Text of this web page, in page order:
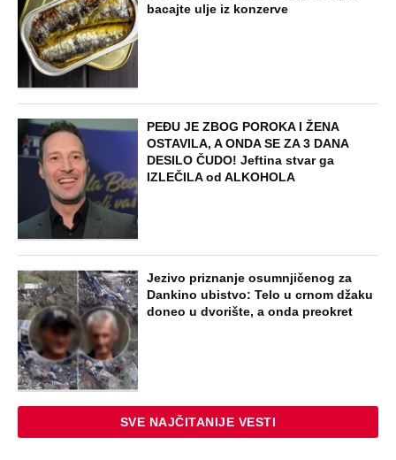
bacajte ulje iz konzerve
PEĐU JE ZBOG POROKA I ŽENA
OSTAVILA, A ONDA SE ZA 3 DANA
DESILO ČUDO! Jeftina stvar ga
IZLEČILA od ALKOHOLA
Jezivo priznanje osumnjičenog za
Dankino ubistvo: Telo u crnom džaku
doneo u dvorište, a onda preokret
SVE NAJČITANIJE VESTI